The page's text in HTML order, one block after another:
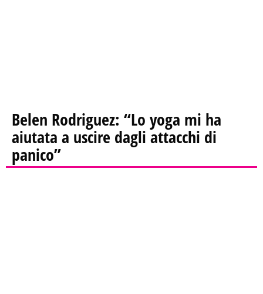
Belen Rodriguez: “Lo yoga mi ha
aiutata a uscire dagli attacchi di
panico”